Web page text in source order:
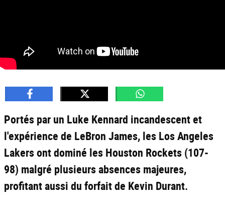
Portés par un Luke Kennard incandescent et
l'expérience de LeBron James, les Los Angeles
Lakers ont dominé les Houston Rockets (107-
98) malgré plusieurs absences majeures,
profitant aussi du forfait de Kevin Durant.